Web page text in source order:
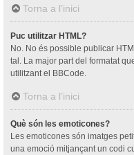
Torna a l’inici
Puc utilitzar HTML?
No. No és possible publicar
tal. La major part del formatat
utilitzant el BBCode.
Torna a l’inici
Què són les emoticones?
Les emoticones són imatges
una emoció mitjançant un codi